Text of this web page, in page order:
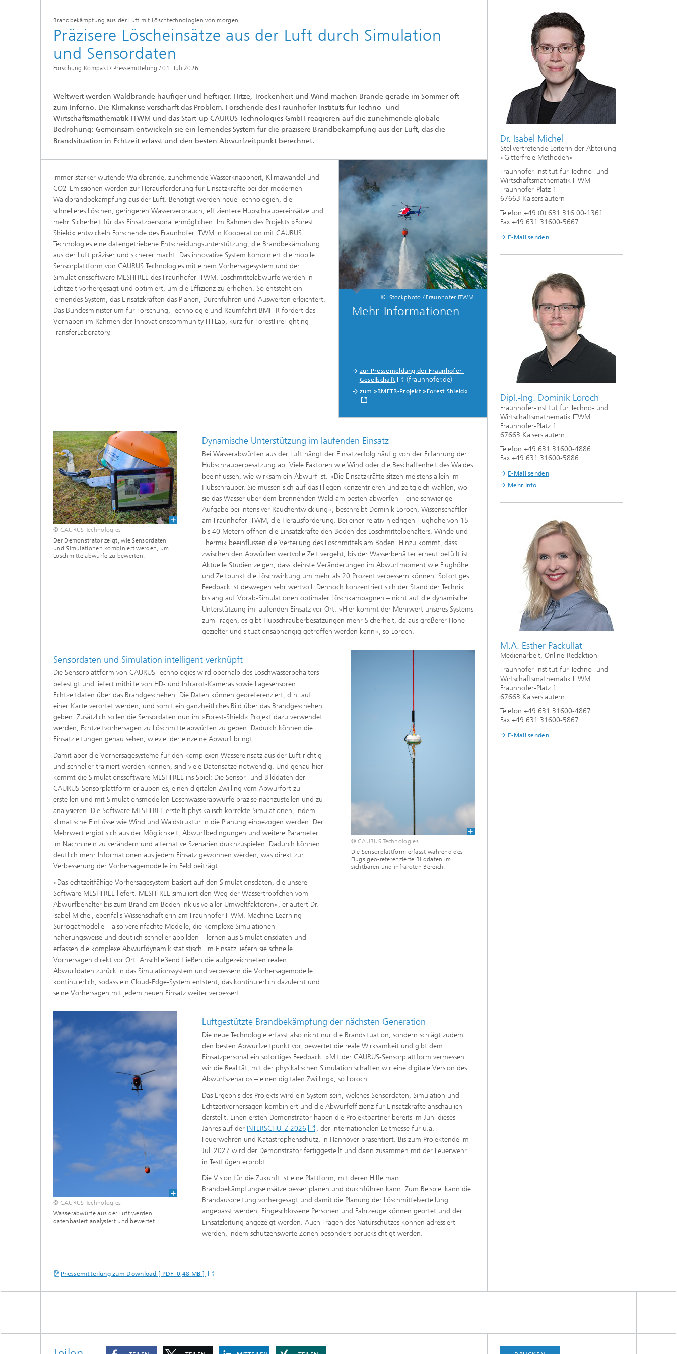
Produktion
KI-Lösungen für Digitalisierung und
mit wenig Daten
Bildverarbeitung
Dynamik und Systemsimulation
Maschine-Interaktion
Reifenmodelle CDTire
®
Biosensorik und Medizingeräte
Energie und Versorgung
Optimierung in den Life Sciences
Aktuelles
Operations Research:
Produktionsplanung und -steuerung
®
und Computing«
Business Analytics und
Anomaliedetektion
Finanz- und
Versicherungsmathematik
®
Investmentmanagement und -
optimierung
Seismische Datenverarbeitung
Programmierung
Materialanalyse
Quantentechnologie
3D Mikro- und Mesodruck
Technische Textilien und Vliesstoffe
Modellierung, Simulation und
Optimierung im Leichtbau
Mikrostrukturanalyse
Filtration, Separation und Reaktiver
Transport
Intelligente Energienetze optimieren
Materialcharakterisierung und -
prüfung
Modellreduktion
Modellierung, Simulation und
Optimierung von Dämmstoffen
Brandbekämpfung aus der Luft mit Löschtechnologien von morgen
Präzisere Löscheinsätze aus der Luft durch Simulation
und Sensordaten
Forschung Kompakt / Pressemittelung / 01. Juli 2026
Weltweit werden Waldbrände häufiger und heftiger. Hitze, Trockenheit und Wind machen Brände gerade im Sommer oft
zum Inferno. Die Klimakrise verschärft das Problem. Forschende des Fraunhofer-Instituts für Techno- und
Wirtschaftsmathematik ITWM und das Start-up CAURUS Technologies GmbH reagieren auf die zunehmende globale
Bedrohung: Gemeinsam entwickeln sie ein lernendes System für die präzisere Brandbekämpfung aus der Luft, das die
Brandsituation in Echtzeit erfasst und den besten Abwurfzeitpunkt berechnet.
Immer stärker wütende Waldbrände, zunehmende Wasserknappheit, Klimawandel und
CO2-Emissionen werden zur Herausforderung für Einsatzkräfte bei der modernen
Waldbrandbekämpfung aus der Luft. Benötigt werden neue Technologien, die
schnelleres Löschen, geringeren Wasserverbrauch, effizientere Hubschraubereinsätze und
mehr Sicherheit für das Einsatzpersonal ermöglichen. Im Rahmen des Projekts »Forest
Shield« entwickeln Forschende des Fraunhofer ITWM in Kooperation mit CAURUS
Technologies eine datengetriebene Entscheidungsunterstützung, die Brandbekämpfung
aus der Luft präziser und sicherer macht. Das innovative System kombiniert die mobile
Sensorplattform von CAURUS Technologies mit einem Vorhersagesystem und der
Simulationssoftware MESHFREE des Fraunhofer ITWM. Löschmittelabwürfe werden in
Echtzeit vorhergesagt und optimiert, um die Effizienz zu erhöhen. So entsteht ein
lernendes System, das Einsatzkräften das Planen, Durchführen und Auswerten erleichtert.
Das Bundesministerium für Forschung, Technologie und Raumfahrt BMFTR fördert das
Vorhaben im Rahmen der Innovationscommunity FFFLab, kurz für ForestFireFighting
TransferLaboratory.
© iStockphoto / Fraunhofer ITWM
Mehr Informationen
zur Pressemeldung der Fraunhofer-
Gesellschaft
(fraunhofer.de)
zum »BMFTR-Projekt »Forest Shield«
© CAURUS Technologies
Der Demonstrator zeigt, wie Sensordaten
und Simulationen kombiniert werden, um
Löschmittelabwürfe zu bewerten.
Dynamische Unterstützung im laufenden Einsatz
Bei Wasserabwürfen aus der Luft hängt der Einsatzerfolg häufig von der Erfahrung der
Hubschrauberbesatzung ab. Viele Faktoren wie Wind oder die Beschaffenheit des Waldes
beeinflussen, wie wirksam ein Abwurf ist. »Die Einsatzkräfte sitzen meistens allein im
Hubschrauber. Sie müssen sich auf das Fliegen konzentrieren und zeitgleich wählen, wo
sie das Wasser über dem brennenden Wald am besten abwerfen – eine schwierige
Aufgabe bei intensiver Rauchentwicklung«, beschreibt Dominik Loroch, Wissenschaftler
am Fraunhofer ITWM, die Herausforderung. Bei einer relativ niedrigen Flughöhe von 15
bis 40 Metern öffnen die Einsatzkräfte den Boden des Löschmittelbehälters. Winde und
Thermik beeinflussen die Verteilung des Löschmittels am Boden. Hinzu kommt, dass
zwischen den Abwürfen wertvolle Zeit vergeht, bis der Wasserbehälter erneut befüllt ist.
Aktuelle Studien zeigen, dass kleinste Veränderungen im Abwurfmoment wie Flughöhe
und Zeitpunkt die Löschwirkung um mehr als 20 Prozent verbessern können. Sofortiges
Feedback ist deswegen sehr wertvoll. Dennoch konzentriert sich der Stand der Technik
bislang auf Vorab-Simulationen optimaler Löschkampagnen – nicht auf die dynamische
Unterstützung im laufenden Einsatz vor Ort. »Hier kommt der Mehrwert unseres Systems
zum Tragen, es gibt Hubschrauberbesatzungen mehr Sicherheit, da aus größerer Höhe
gezielter und situationsabhängig getroffen werden kann«, so Loroch.
Sensordaten und Simulation intelligent verknüpft
Die Sensorplattform von CAURUS Technologies wird oberhalb des Löschwasserbehälters
befestigt und liefert mithilfe von HD- und Infrarot-Kameras sowie Lagesensoren
Echtzeitdaten über das Brandgeschehen. Die Daten können georeferenziert, d.h. auf
einer Karte verortet werden, und somit ein ganzheitliches Bild über das Brandgeschehen
geben. Zusätzlich sollen die Sensordaten nun im »Forest-Shield« Projekt dazu verwendet
werden, Echtzeitvorhersagen zu Löschmittelabwürfen zu geben. Dadurch können die
Einsatzleitungen genau sehen, wieviel der einzelne Abwurf bringt.
Damit aber die Vorhersagesysteme für den komplexen Wassereinsatz aus der Luft richtig
und schneller trainiert werden können, sind viele Datensätze notwendig. Und genau hier
kommt die Simulationssoftware MESHFREE ins Spiel: Die Sensor- und Bilddaten der
CAURUS-Sensorplattform erlauben es, einen digitalen Zwilling vom Abwurfort zu
erstellen und mit Simulationsmodellen Löschwasserabwürfe präzise nachzustellen und zu
analysieren. Die Software MESHFREE erstellt physikalisch korrekte Simulationen, indem
klimatische Einflüsse wie Wind und Waldstruktur in die Planung einbezogen werden. Der
Mehrwert ergibt sich aus der Möglichkeit, Abwurfbedingungen und weitere Parameter
im Nachhinein zu verändern und alternative Szenarien durchzuspielen. Dadurch können
deutlich mehr Informationen aus jedem Einsatz gewonnen werden, was direkt zur
Verbesserung der Vorhersagemodelle im Feld beiträgt.
»Das echtzeitfähige Vorhersagesystem basiert auf den Simulationsdaten, die unsere
Software MESHFREE liefert. MESHFREE simuliert den Weg der Wassertröpfchen vom
Abwurfbehälter bis zum Brand am Boden inklusive aller Umweltfaktoren«, erläutert Dr.
Isabel Michel, ebenfalls Wissenschaftlerin am Fraunhofer ITWM. Machine-Learning-
Surrogatmodelle – also vereinfachte Modelle, die komplexe Simulationen
näherungsweise und deutlich schneller abbilden – lernen aus Simulationsdaten und
erfassen die komplexe Abwurfdynamik statistisch. Im Einsatz liefern sie schnelle
Vorhersagen direkt vor Ort. Anschließend fließen die aufgezeichneten realen
Abwurfdaten zurück in das Simulationssystem und verbessern die Vorhersagemodelle
kontinuierlich, sodass ein Cloud-Edge-System entsteht, das kontinuierlich dazulernt und
seine Vorhersagen mit jedem neuen Einsatz weiter verbessert.
© CAURUS Technologies
Die Sensorplattform erfasst während des
Flugs geo-referenzierte Bilddaten im
sichtbaren und infraroten Bereich.
© CAURUS Technologies
Wasserabwürfe aus der Luft werden
datenbasiert analysiert und bewertet.
Luftgestützte Brandbekämpfung der nächsten Generation
Die neue Technologie erfasst also nicht nur die Brandsituation, sondern schlägt zudem
den besten Abwurfzeitpunkt vor, bewertet die reale Wirksamkeit und gibt dem
Einsatzpersonal ein sofortiges Feedback. »Mit der CAURUS-Sensorplattform vermessen
wir die Realität, mit der physikalischen Simulation schaffen wir eine digitale Version des
Abwurfszenarios – einen digitalen Zwilling«, so Loroch.
Das Ergebnis des Projekts wird ein System sein, welches Sensordaten, Simulation und
Echtzeitvorhersagen kombiniert und die Abwurfeffizienz für Einsatzkräfte anschaulich
darstellt. Einen ersten Demonstrator haben die Projektpartner bereits im Juni dieses
Jahres auf der INTERSCHUTZ 2026
, der internationalen Leitmesse für u.a.
Feuerwehren und Katastrophenschutz, in Hannover präsentiert. Bis zum Projektende im
Juli 2027 wird der Demonstrator fertiggestellt und dann zusammen mit der Feuerwehr
in Testflügen erprobt.
Die Vision für die Zukunft ist eine Plattform, mit deren Hilfe man
Brandbekämpfungseinsätze besser planen und durchführen kann. Zum Beispiel kann die
Brandausbreitung vorhergesagt und damit die Planung der Löschmittelverteilung
angepasst werden. Eingeschlossene Personen und Fahrzeuge können geortet und der
Einsatzleitung angezeigt werden. Auch Fragen des Naturschutzes können adressiert
werden, indem schützenswerte Zonen besonders berücksichtigt werden.
Pressemitteilung zum Download [ PDF 0,48 MB ]
Dr. Isabel Michel
Stellvertretende Leiterin der Abteilung
»Gitterfreie Methoden«
Fraunhofer-Institut für Techno- und
Wirtschaftsmathematik ITWM
Fraunhofer-Platz 1
67663 Kaiserslautern
Telefon +49 (0) 631 316 00-1361
Fax +49 631 31600-5667
E-Mail senden
Dipl.-Ing. Dominik Loroch
Fraunhofer-Institut für Techno- und
Wirtschaftsmathematik ITWM
Fraunhofer-Platz 1
67663 Kaiserslautern
Telefon +49 631 31600-4886
Fax +49 631 31600-5886
E-Mail senden
Mehr Info
M.A. Esther Packullat
Medienarbeit, Online-Redaktion
Fraunhofer-Institut für Techno- und
Wirtschaftsmathematik ITWM
Fraunhofer-Platz 1
67663 Kaiserslautern
Telefon +49 631 31600-4867
Fax +49 631 31600-5867
E-Mail senden